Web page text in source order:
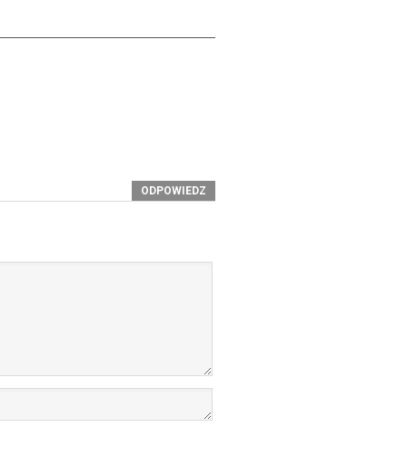
ODPOWIEDZ